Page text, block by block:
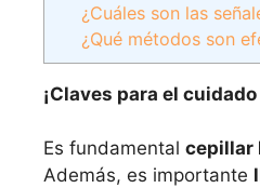
¿Cuáles son las
¿Qué métodos son
¡Claves para el
Es fundamental cepillar
Además, es importante